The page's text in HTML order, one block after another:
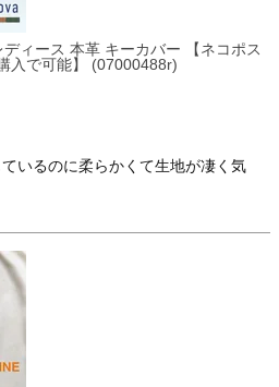
ィース 本革 キーカバー 【ネコポス
入で可能】 (07000488r)
いるのに柔らかくて生地が凄く気